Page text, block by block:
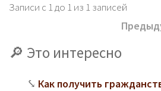
Записи с 1 до 1 из 1 записей
Это интересно
Как получить